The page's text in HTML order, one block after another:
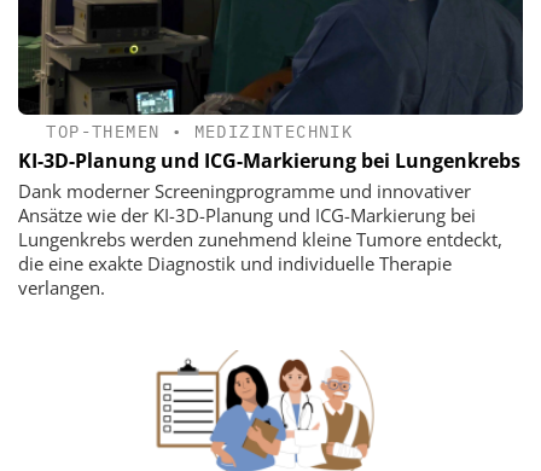
TOP-THEMEN • MEDIZINTECHNIK
KI-3D-Planung und ICG-Markierung bei Lungenkrebs
Dank moderner Screeningprogramme und innovativer
Ansätze wie der KI-3D-Planung und ICG-Markierung bei
Lungenkrebs werden zunehmend kleine Tumore entdeckt,
die eine exakte Diagnostik und individuelle Therapie
verlangen.